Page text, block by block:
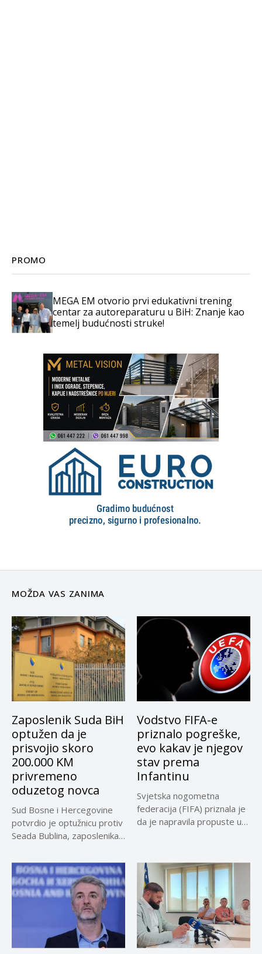
PROMO
MEGA EM otvorio prvi edukativni trening
centar za autoreparaturu u BiH: Znanje kao
temelj budućnosti struke!
MOŽDA VAS ZANIMA
Zaposlenik Suda BiH
optužen da je
prisvojio skoro
200.000 KM
privremeno
oduzetog novca
Sud Bosne i Hercegovine
potvrdio je optužnicu protiv
Seada Bublina, zaposlenika
Vodstvo FIFA-e
priznalo pogreške,
evo kakav je njegov
stav prema
Infantinu
Svjetska nogometna
federacija (FIFA) priznala je
da je napravila propuste u